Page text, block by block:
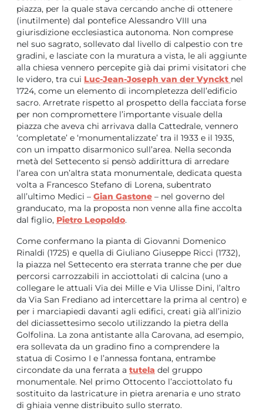
piazza, per la quale stava cercando anche di ottenere
(inutilmente) dal pontefice Alessandro VIII una
giurisdizione ecclesiastica autonoma. Non comprese
nel suo sagrato, sollevato dal livello di calpestio con tre
gradini, e lasciate con la muratura a vista, le ali aggiunte
alla chiesa vennero percepite già dai primi visitatori che
le videro, tra cui Luc-Jean-Joseph van der Vynckt nel
1724, come un elemento di incompletezza dell’edificio
sacro. Arretrate rispetto al prospetto della facciata forse
per non compromettere l’importante visuale della
piazza che aveva chi arrivava dalla Cattedrale, vennero
‘completate’ e ‘monumentalizzate’ tra il 1933 e il 1935,
con un impatto disarmonico sull’area. Nella seconda
metà del Settecento si pensò addirittura di arredare
l’area con un’altra stata monumentale, dedicata questa
volta a Francesco Stefano di Lorena, subentrato
all’ultimo Medici – Gian Gastone – nel governo del
granducato, ma la proposta non venne alla fine accolta
dal figlio, Pietro Leopoldo.
Come confermano la pianta di Giovanni Domenico
Rinaldi (1725) e quella di Giuliano Giuseppe Ricci (1732),
la piazza nel Settecento era sterrata tranne che per due
percorsi carrozzabili in acciottolati di calcina (uno a
collegare le attuali Via dei Mille e Via Ulisse Dini, l’altro
da Via San Frediano ad intercettare la prima al centro) e
per i marciapiedi davanti agli edifici, creati già all’inizio
del diciassettesimo secolo utilizzando la pietra della
Golfolina. La zona antistante alla Carovana, ad esempio,
era sollevata da un gradino fino a comprendere la
statua di Cosimo I e l’annessa fontana, entrambe
circondate da una ferrata a tutela del gruppo
monumentale. Nel primo Ottocento l’acciottolato fu
sostituito da lastricature in pietra arenaria e uno strato
di ghiaia venne distribuito sullo sterrato.